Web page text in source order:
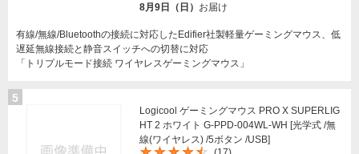
8月9日（日） お届け
有線/無線/Bluetoothの接続に対応したEdifier社製軽量ゲーミングマウス、低
遅延無線接続と静音スイッチへの切替に対応
「トリプルモード接続 ワイヤレスゲーミングマウス」
5
Logicool ゲーミングマウス PRO X SUPERLIG
HT 2 ホワイト G-PPD-004WL-WH [光学式 /無
線(ワイヤレス) /5ボタン /USB]